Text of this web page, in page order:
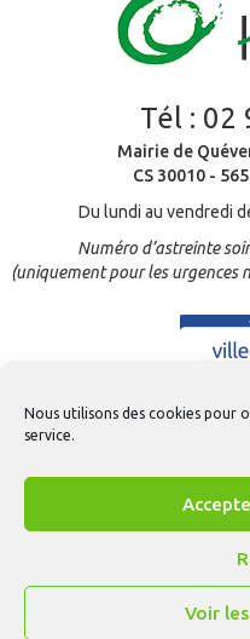
Nous utilisons des cookies pour
service.
Voir
Tél : 02
Mairie de
CS 30010 -
Du lundi au vendredi
Numéro d’astreinte
(uniquement pour les urgences